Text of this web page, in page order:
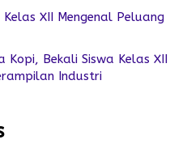
XII Mengenal Peluang
Kopi, Bekali Siswa Kelas XII
Industri